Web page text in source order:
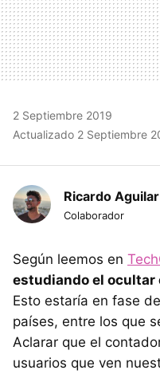
2 Septiembre 2019
Actualizado 2 Septiembre
Ricardo Aguilar
Colaborador
Según leemos en
estudiando el ocultar
Esto estaría en fase
países, entre los que
Aclarar que el
usuarios que ven